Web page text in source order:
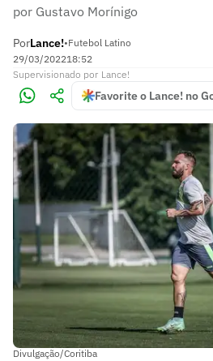
por Gustavo Morínigo
PorLance!•Futebol Latino
29/03/202218:52
Supervisionado por Lance!
Favorite o Lance! no
Divulgação/Coritiba